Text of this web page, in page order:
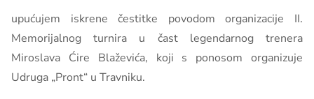
upućujem iskrene čestitke povodom organizacije II.
Memorijalnog turnira u čast legendarnog trenera
Miroslava Ćire Blaževića, koji s ponosom organizuje
Udruga „Pront“ u Travniku.